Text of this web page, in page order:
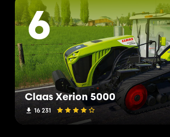
6
Claas Xerion 5000
16 231